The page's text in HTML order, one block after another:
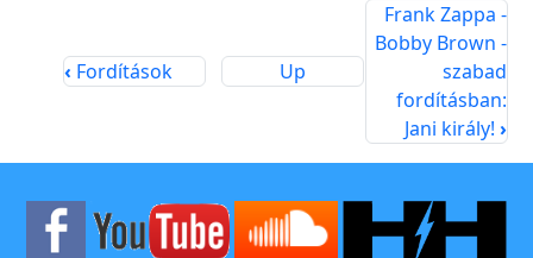
‹ Fordítások Up
Frank Zappa -
Bobby Brown -
szabad
fordításban:
Jani király!›